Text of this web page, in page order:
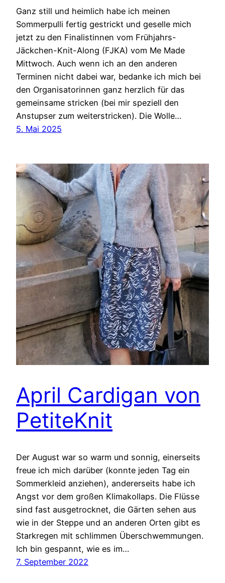
Ganz still und heimlich habe ich meinen
Sommerpulli fertig gestrickt und geselle mich
jetzt zu den Finalistinnen vom Frühjahrs-
Jäckchen-Knit-Along (FJKA) vom Me Made
Mittwoch. Auch wenn ich an den anderen
Terminen nicht dabei war, bedanke ich mich bei
den Organisatorinnen ganz herzlich für das
gemeinsame stricken (bei mir speziell den
Anstupser zum weiterstricken). Die Wolle…
5. Mai 2025
April Cardigan von
PetiteKnit
Der August war so warm und sonnig, einerseits
freue ich mich darüber (konnte jeden Tag ein
Sommerkleid anziehen), andererseits habe ich
Angst vor dem großen Klimakollaps. Die Flüsse
sind fast ausgetrocknet, die Gärten sehen aus
wie in der Steppe und an anderen Orten gibt es
Starkregen mit schlimmen Überschwemmungen.
Ich bin gespannt, wie es im…
7. September 2022